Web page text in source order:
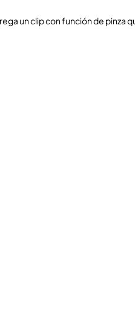
un clip con función de pinza